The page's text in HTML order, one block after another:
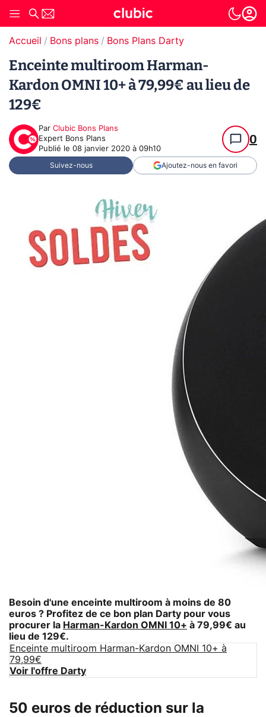
Accueil Bons plans Bons Plans Darty
Enceinte multiroom Harman-
Kardon OMNI 10+ à 79,99€ au lieu de
129€
Par Clubic Bons Plans
Expert Bons Plans
Publié le 08 janvier 2020 à 09h10
0
Suivez-nous Ajoutez-nous en favori
Besoin d'une enceinte multiroom à moins de 80
euros ? Profitez de ce bon plan Darty pour vous
procurer la Harman-Kardon OMNI 10+ à 79,99€ au
lieu de 129€.
Enceinte multiroom Harman-Kardon OMNI 10+ à
79,99€
Voir l'offre Darty
50 euros de réduction sur la